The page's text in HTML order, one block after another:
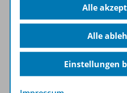
Spar-Pakete
Alle
Alle
Einstellungen